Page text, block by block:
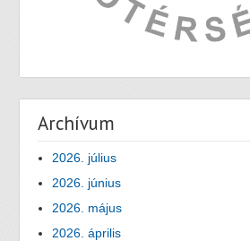
Archívum
2026. július
2026. június
2026. május
2026. április